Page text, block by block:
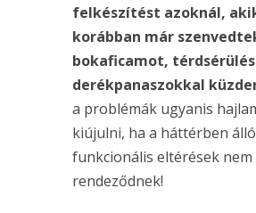
felkészítést azoknál,
korábban már
bokaficamot,
derékpanaszokkal
a problémák ugyanis
kiújulni, ha a háttérben álló
funkcionális eltérések nem
rendeződnek!